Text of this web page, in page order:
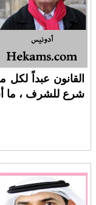
القانون عبداً
شرع للشرف ، ما